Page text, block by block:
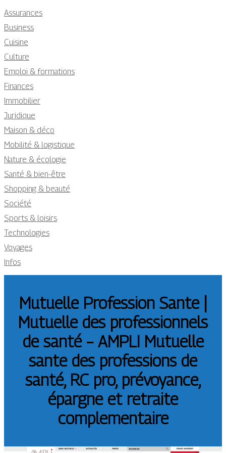
Assurances
Business
Cuisine
Culture
Emploi & formations
Finances
Immobilier
Juridique
Maison & déco
Mobilité & logistique
Nature & écologie
Santé & bien-être
Shopping & beauté
Société
Sports & loisirs
Technologies
Voyages
Infos
Mutuelle Profession Sante |
Mutuelle des profes­sion­nels
de santé – AMPLI Mutuelle
sante des professions de
santé, RC pro, prévoyance,
épargne et retraite
complemen­tai­re